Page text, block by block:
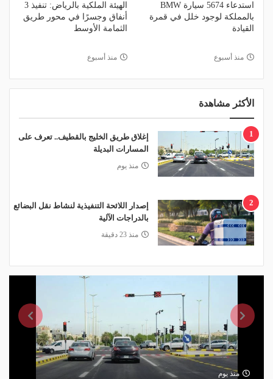
استدعاء 5674 سيارة BMW
بالمملكة لوجود خلل في قمرة
القيادة
منذ أسبوع
الهيئة الملكية بالرياض: تنفيذ 3
أنفاق وجسرًا في محور طريق
الثمامة الأوسط
منذ أسبوع
الأكثر مشاهدة
1
إغلاق طريق الخليج بالقطيف.. تعرف على
المسارات البديلة
منذ يوم
2
إصدار اللائحة التنفيذية لنشاط نقل البضائع
بالدراجات الآلية
منذ 23 دقيقة
منذ يوم